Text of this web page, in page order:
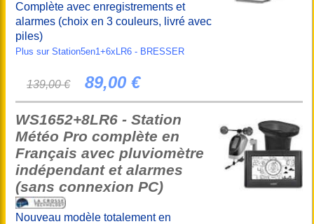
Complète avec enregistrements et
alarmes (choix en 3 couleurs, livré avec
piles)
Plus sur Station5en1+6xLR6 - BRESSER
139,00 € 89,00 €
WS1652+8LR6 - Station
Météo Pro complète en
Français avec pluviomètre
indépendant et alarmes
(sans connexion PC)
Nouveau modèle totalement en